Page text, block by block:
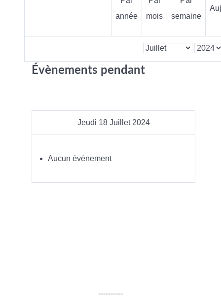
année
mois
semaine
Évènements pendant
Jeudi 18 Juillet 2024
Aucun évènement
----------